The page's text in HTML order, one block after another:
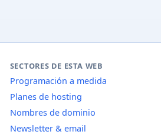
SECTORES DE ESTA WEB
Programación a medida
Planes de hosting
Nombres de dominio
Newsletter & email